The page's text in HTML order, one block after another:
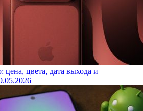
цена, цвета, дата выхода и